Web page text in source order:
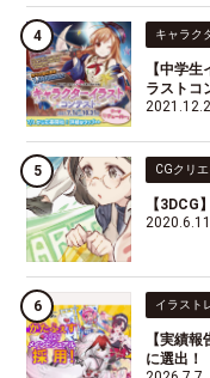
キャラク
【中学
ラストコ
CGクリ
【3DCG
2020.6.11
イラスト
【実績
に選出！